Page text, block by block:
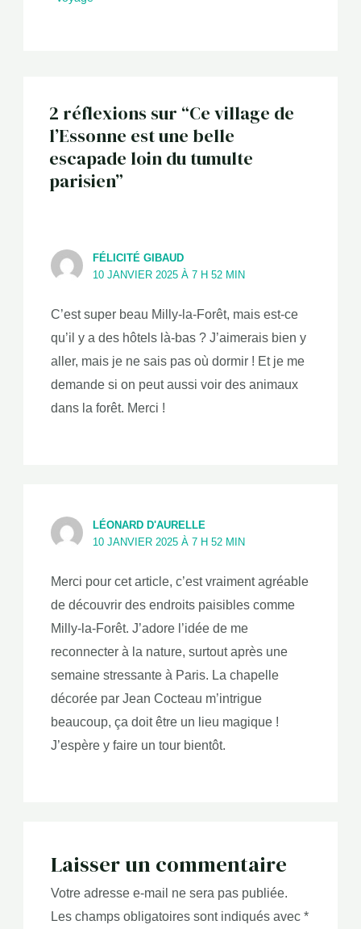
2 réflexions sur “Ce village de
l’Essonne est une belle
escapade loin du tumulte
parisien”
FÉLICITÉ GIBAUD
10 JANVIER 2025 À 7 H 52 MIN
C’est super beau Milly-la-Forêt, mais est-ce
qu’il y a des hôtels là-bas ? J’aimerais bien y
aller, mais je ne sais pas où dormir ! Et je me
demande si on peut aussi voir des animaux
dans la forêt. Merci !
LÉONARD D'AURELLE
10 JANVIER 2025 À 7 H 52 MIN
Merci pour cet article, c’est vraiment agréable
de découvrir des endroits paisibles comme
Milly-la-Forêt. J’adore l’idée de me
reconnecter à la nature, surtout après une
semaine stressante à Paris. La chapelle
décorée par Jean Cocteau m’intrigue
beaucoup, ça doit être un lieu magique !
J’espère y faire un tour bientôt.
Laisser un commentaire
Votre adresse e-mail ne sera pas publiée.
Les champs obligatoires sont indiqués avec *